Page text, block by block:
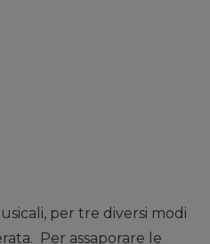
per tre diversi modi
Per assaporare le